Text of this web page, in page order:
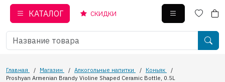
КАТАЛОГ СКИДКИ
Главная / Магазин / Алкогольные напитки / Коньяк
/
Proshyan Armenian Brandy Violine Shaped Ceramic Bottle, 0.5L